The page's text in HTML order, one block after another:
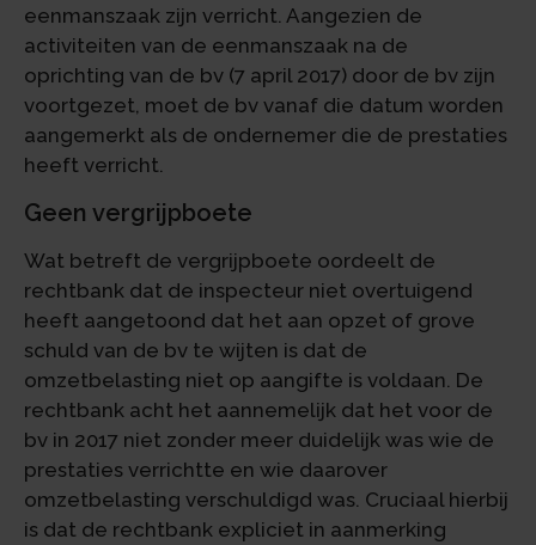
eenmanszaak zijn verricht. Aangezien de
activiteiten van de eenmanszaak na de
oprichting van de bv (7 april 2017) door de bv zijn
voortgezet, moet de bv vanaf die datum worden
aangemerkt als de ondernemer die de prestaties
heeft verricht.
Geen vergrijpboete
Wat betreft de vergrijpboete oordeelt de
rechtbank dat de inspecteur niet overtuigend
heeft aangetoond dat het aan opzet of grove
schuld van de bv te wijten is dat de
omzetbelasting niet op aangifte is voldaan. De
rechtbank acht het aannemelijk dat het voor de
bv in 2017 niet zonder meer duidelijk was wie de
prestaties verrichtte en wie daarover
omzetbelasting verschuldigd was. Cruciaal hierbij
is dat de rechtbank expliciet in aanmerking